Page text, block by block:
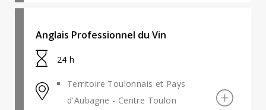
Anglais Professionnel du Vin
24 h
Territoire Toulonnais et Pays
d'Aubagne - Centre Toulon